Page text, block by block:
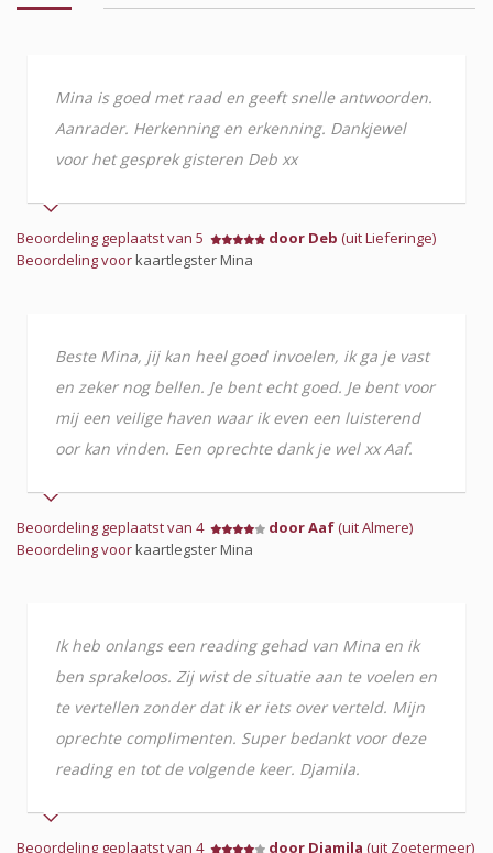
Mina is goed met raad en geeft snelle antwoorden.
Aanrader. Herkenning en erkenning. Dankjewel
voor het gesprek gisteren Deb xx
Beoordeling geplaatst van 5 door Deb (uit Lieferinge)
Beoordeling voorkaartlegster Mina
Beste Mina, jij kan heel goed invoelen, ik ga je vast
en zeker nog bellen. Je bent echt goed. Je bent voor
mij een veilige haven waar ik even een luisterend
oor kan vinden. Een oprechte dank je wel xx Aaf.
Beoordeling geplaatst van 4 door Aaf(uit Almere)
Beoordeling voorkaartlegster Mina
Ik heb onlangs een reading gehad van Mina en ik
ben sprakeloos. Zij wist de situatie aan te voelen en
te vertellen zonder dat ik er iets over verteld. Mijn
oprechte complimenten. Super bedankt voor deze
reading en tot de volgende keer. Djamila.
Beoordeling geplaatst van 4 door Djamila (uit Zoetermeer)